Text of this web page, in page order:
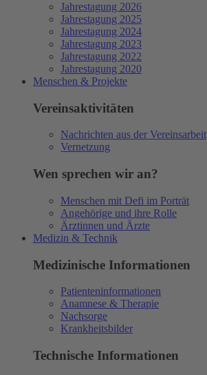
Jahrestagung 2026
Jahrestagung 2025
Jahrestagung 2024
Jahrestagung 2023
Jahrestagung 2022
Jahrestagung 2020
Menschen & Projekte
Vereinsaktivitäten
Nachrichten aus der Vereinsarbeit
Vernetzung
Wen sprechen wir an?
Menschen mit Defi im Porträt
Angehörige und ihre Rolle
Ärztinnen und Ärzte
Medizin & Technik
Medizinische Informationen
Patienteninformationen
Anamnese & Therapie
Nachsorge
Krankheitsbilder
Technische Informationen